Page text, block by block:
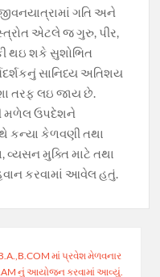
ગતિ અને
એટલે જ ગુરુ, પીર,
થઇ શકે સુશોભિત
સાનિધ્ય અતિશય
તરફ લઇ જાય છે.
મળેલ ઉપદેશને
કન્યા કેળવણી તથા
વ્યસન મુક્તિ માટે તથા
કરવામાં આવેલ હતું.
માં પ્રવેશ મેળવનાર
નું આયોજન કરવામાં આવ્યું.